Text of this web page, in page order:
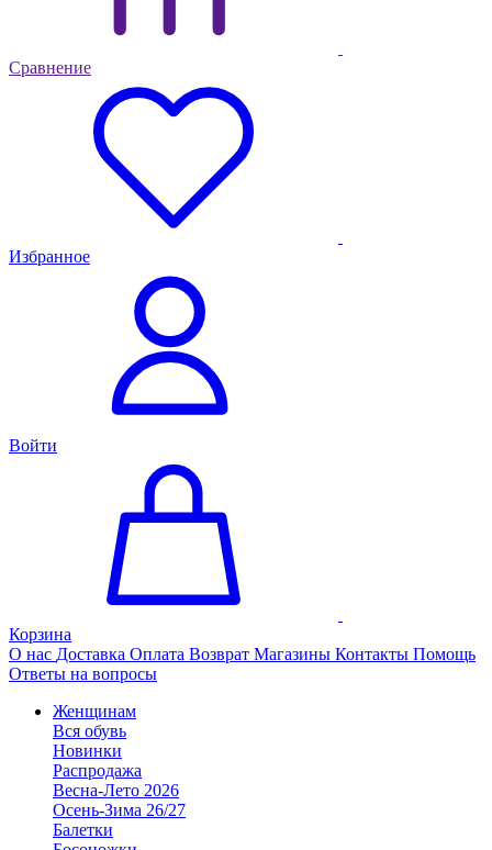
Сравнение
Избранное
Войти
Корзина
О нас Доставка Оплата Возврат Магазины Контакты Помощь
Ответы на вопросы
Женщинам
Вся обувь
Новинки
Распродажа
Весна-Лето 2026
Осень-Зима 26/27
Балетки